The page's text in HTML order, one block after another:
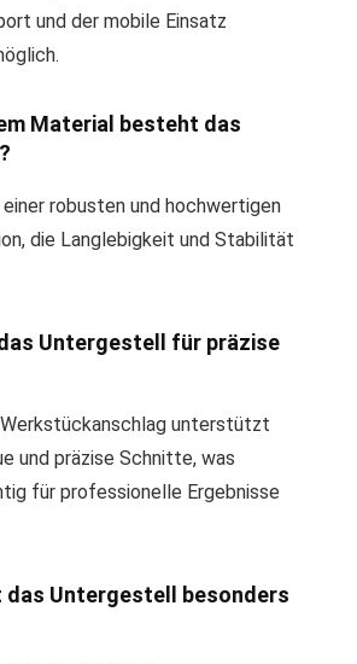
und der mobile Einsatz
Material besteht das
robusten und hochwertigen
die Langlebigkeit und Stabilität
Untergestell für präzise
unterstützt
und präzise Schnitte, was
für professionelle Ergebnisse
das Untergestell besonders